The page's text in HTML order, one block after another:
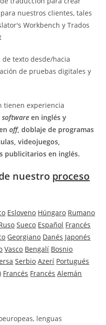
nuestros clientes, tales
Workbench y Trados
de texto desde/hacia
de pruebas digitales y
tienen experiencia
software en inglés y
off, doblaje de programas
videojuegos,
publicitarios en inglés.
nuestro proceso
Esloveno Húngaro Rumano
Sueco Español Francés
Georgiano Danés Japonés
Vasco Bengalí Bosnio
Serbio Azerí Portugués
Francés Francés Alemán
lenguas